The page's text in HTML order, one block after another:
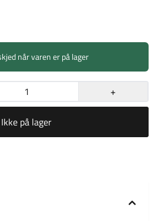
når varen er på lager
+
Ikke på lager